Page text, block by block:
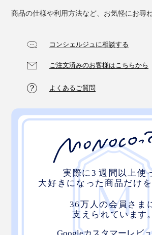
「掛け毛布」「敷き毛布」どちらか
心地よさを充分感じることができま
トサンド”されることで、寝心地は格
寒がり屋さんにプレゼントしたら、
商品の仕様や利用方法など、お気軽にお尋
コンシェルジュに相談する
ご注文済みのお客様はこちらから
よくあるご質問